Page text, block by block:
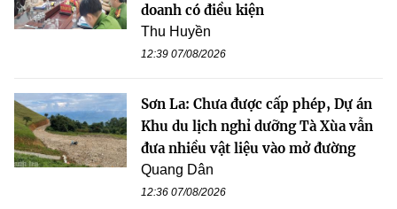
doanh có điều kiện
Thu Huyền
12:39 07/08/2026
Sơn La: Chưa được cấp phép, Dự án
Khu du lịch nghỉ dưỡng Tà Xùa vẫn
đưa nhiều vật liệu vào mở đường
Quang Dân
12:36 07/08/2026